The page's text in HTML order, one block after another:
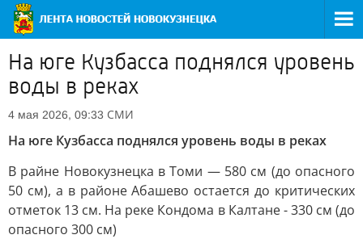
На юге Кузбасса поднялся уровень
воды в реках
4 мая 2026, 09:33 СМИ
На юге Кузбасса поднялся уровень воды в реках
В райне Новокузнецка в Томи — 580 см (до опасного
50 см), а в районе Абашево остается до критических
отметок 13 см. На реке Кондома в Калтане - 330 см (до
опасного 300 см)